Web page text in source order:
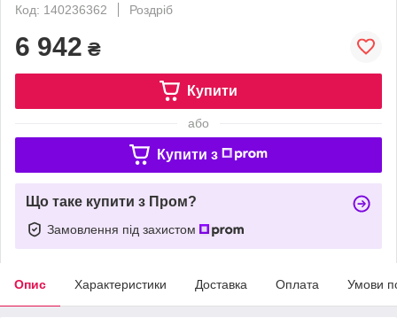
Код: 140236362
Роздріб
6 942 ₴
Купити
або
Купити з
Що таке купити з Пром?
Замовлення під захистом
Опис Характеристики Доставка Оплата Умови